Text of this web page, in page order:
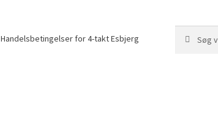
Handelsbetingelser for 4-takt Esbjerg
efter: